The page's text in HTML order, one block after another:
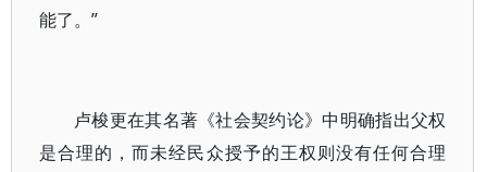
能了。”
卢梭更在其名著《社会契约论》中明确指出父权
是合理的，而未经民众授予的王权则没有任何合理